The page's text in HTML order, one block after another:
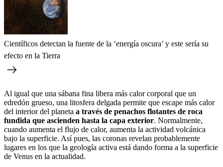
Científicos detectan la fuente de la ‘energía oscura’ y este sería su
efecto en la Tierra
Al igual que una sábana fina libera más calor corporal que un
edredón grueso, una litosfera delgada permite que escape más calor
del interior del planeta a través de penachos flotantes de roca
fundida que ascienden hasta la capa exterior. Normalmente,
cuando aumenta el flujo de calor, aumenta la actividad volcánica
bajo la superficie. Así pues, las coronas revelan probablemente
lugares en los que la geología activa está dando forma a la superficie
de Venus en la actualidad.